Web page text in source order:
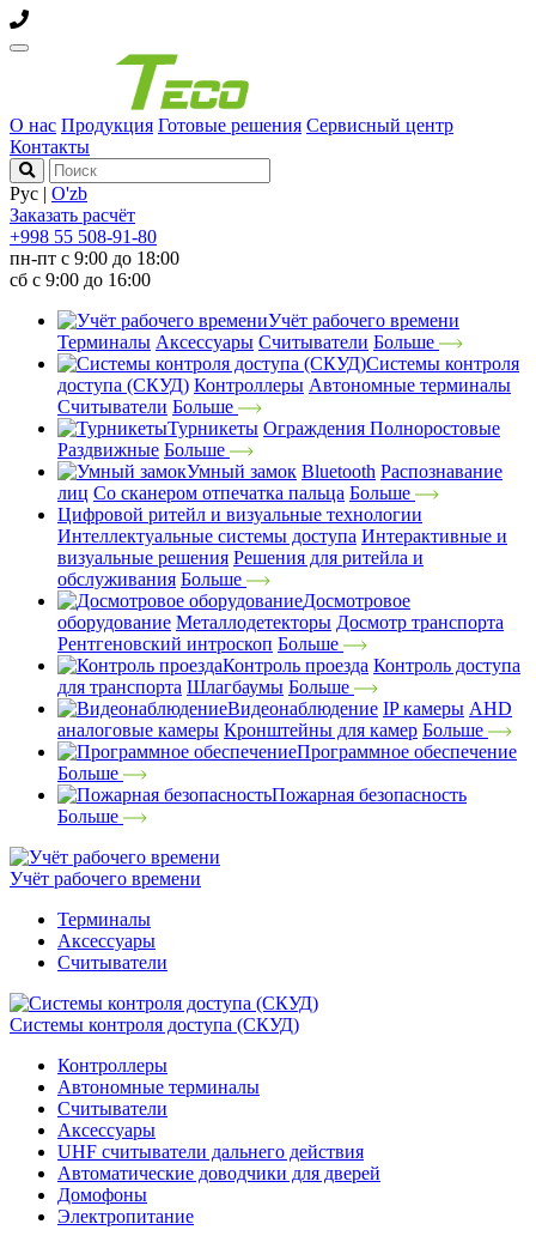
О нас Продукция Готовые решения Сервисный центр
Контакты
Рус | O'zb
Заказать расчёт
+998 55 508-91-80
пн-пт с 9:00 до 18:00
сб с 9:00 до 16:00
Учёт рабочего времени
Терминалы Аксессуары Считыватели Больше
Системы контроля
доступа (СКУД) Контроллеры Автономные терминалы
Считыватели Больше
Турникеты Ограждения Полноростовые
Раздвижные Больше
Умный замок Bluetooth Распознавание
лиц Со сканером отпечатка пальца Больше
Цифровой ритейл и визуальные технологии
Интеллектуальные системы доступа Интерактивные и
визуальные решения Решения для ритейла и
обслуживания Больше
Досмотровое
оборудование Металлодетекторы Досмотр транспорта
Рентгеновский интроскоп Больше
Контроль проезда Контроль доступа
для транспорта Шлагбаумы Больше
Видеонаблюдение IP камеры AHD
аналоговые камеры Кронштейны для камер Больше
Программное обеспечение
Больше
Пожарная безопасность
Больше
Учёт рабочего времени
Терминалы
Аксессуары
Считыватели
Системы контроля доступа (СКУД)
Контроллеры
Автономные терминалы
Считыватели
Аксессуары
UHF считыватели дальнего действия
Автоматические доводчики для дверей
Домофоны
Электропитание